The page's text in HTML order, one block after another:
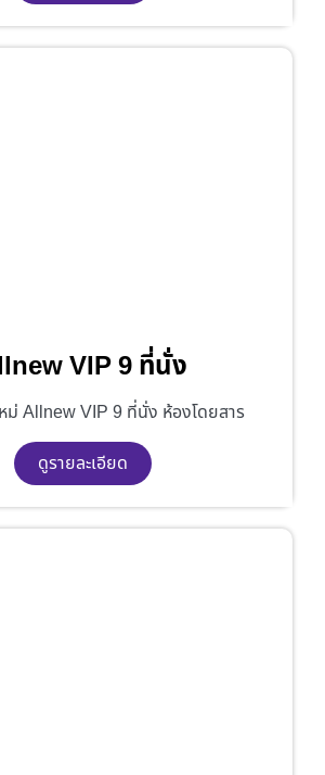
VIP 9 ที่นั่ง
ม่ Allnew VIP 9 ที่นั่ง ห้องโดยสาร
ดูรายละเอียด